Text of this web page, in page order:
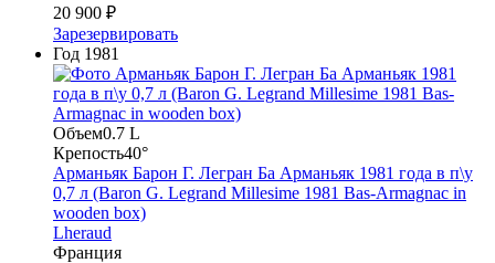
20 900 ₽
Зарезервировать
Год 1981
Объем0.7 L
Крепость40°
Арманьяк Барон Г. Легран Ба Арманьяк 1981 года в п\у
0,7 л (Baron G. Legrand Millesime 1981 Bas-Armagnac in
wooden box)
Lheraud
Франция